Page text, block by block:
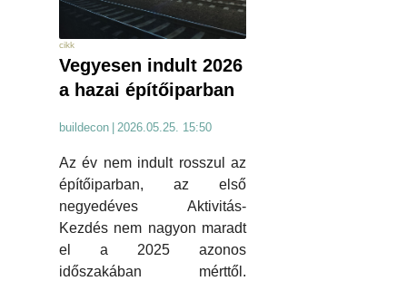
cikk
Vegyesen indult 2026
a hazai építőiparban
buildecon 2026.05.25. 15:50
Az év nem indult rosszul az
építőiparban, az első
negyedéves Aktivitás-
Kezdés nem nagyon maradt
el a 2025 azonos
időszakában mérttől.